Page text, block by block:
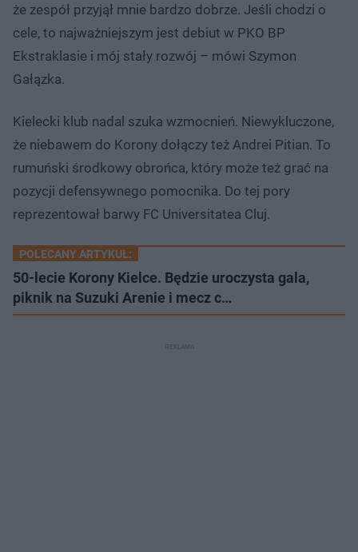
że zespół przyjął mnie bardzo dobrze. Jeśli chodzi o
cele, to najważniejszym jest debiut w PKO BP
Ekstraklasie i mój stały rozwój – mówi Szymon
Gałązka.
Kielecki klub nadal szuka wzmocnień. Niewykluczone,
że niebawem do Korony dołączy też Andrei Pitian. To
rumuński środkowy obrońca, który może też grać na
pozycji defensywnego pomocnika. Do tej pory
reprezentował barwy FC Universitatea Cluj.
POLECANY ARTYKUŁ:
50-lecie Korony Kielce. Będzie uroczysta gala,
piknik na Suzuki Arenie i mecz c…